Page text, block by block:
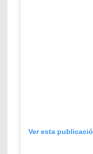
Ver esta